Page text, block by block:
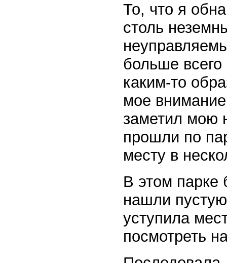
То, что я
столь
больше всего
каким-то
мое
заметил мою
прошли по
месту в
В этом
нашли
уступила
посмотреть